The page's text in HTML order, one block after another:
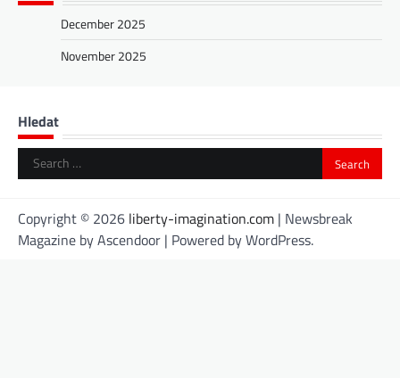
December 2025
November 2025
Hledat
Search
for:
Copyright © 2026 liberty-imagination.com | Newsbreak
Magazine byAscendoor | Powered byWordPress.